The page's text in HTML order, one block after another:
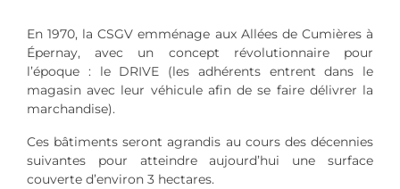
En 1970, la CSGV emménage aux Allées de Cumières à
Épernay, avec un concept révolutionnaire pour
l’époque : le DRIVE (les adhérents entrent dans le
magasin avec leur véhicule afin de se faire délivrer la
marchandise).
Ces bâtiments seront agrandis au cours des décennies
suivantes pour atteindre aujourd’hui une surface
couverte d’environ 3 hectares.